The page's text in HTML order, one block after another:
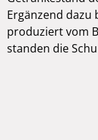
Ergänzend dazu
produziert vom
standen die